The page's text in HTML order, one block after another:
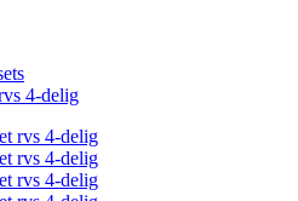
4-delig